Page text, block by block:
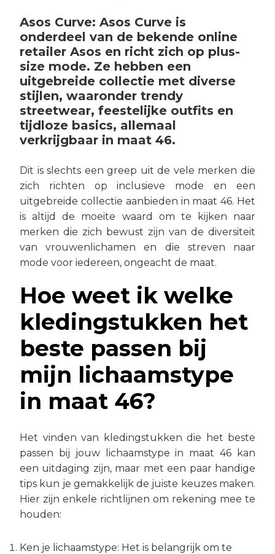
Asos Curve: Asos Curve is
onderdeel van de bekende online
retailer Asos en richt zich op plus-
size mode. Ze hebben een
uitgebreide collectie met diverse
stijlen, waaronder trendy
streetwear, feestelijke outfits en
tijdloze basics, allemaal
verkrijgbaar in maat 46.
Dit is slechts een greep uit de vele merken die
zich richten op inclusieve mode en een
uitgebreide collectie aanbieden in maat 46. Het
is altijd de moeite waard om te kijken naar
merken die zich bewust zijn van de diversiteit
van vrouwenlichamen en die streven naar
mode voor iedereen, ongeacht de maat.
Hoe weet ik welke
kledingstukken het
beste passen bij
mijn lichaamstype
in maat 46?
Het vinden van kledingstukken die het beste
passen bij jouw lichaamstype in maat 46 kan
een uitdaging zijn, maar met een paar handige
tips kun je gemakkelijk de juiste keuzes maken.
Hier zijn enkele richtlijnen om rekening mee te
houden:
Ken je lichaamstype: Het is belangrijk om te